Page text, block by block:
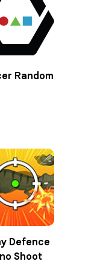
Random
Defence
Shoot